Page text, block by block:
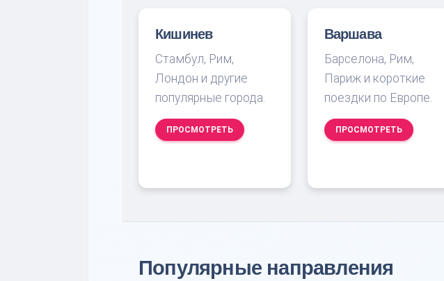
Кишинев
Стамбул, Рим,
Лондон и другие
популярные города.
ПРОСМОТРЕТЬ
Варшава
Барселона, Рим,
Париж и короткие
поездки по Европе.
ПРОСМОТРЕТЬ
Популярные направления